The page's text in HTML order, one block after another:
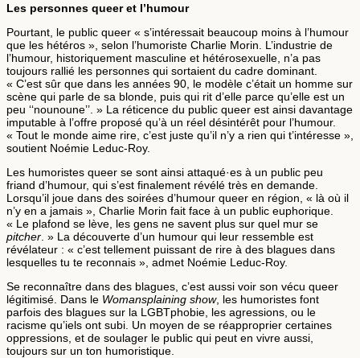
Les personnes queer et l’humour
Pourtant, le public queer « s’intéressait beaucoup moins à l’humour
que les hétéros », selon l’humoriste Charlie Morin. L’industrie de
l’humour, historiquement masculine et hétérosexuelle, n’a pas
toujours rallié les personnes qui sortaient du cadre dominant.
« C’est sûr que dans les années 90, le modèle c’était un homme sur
scène qui parle de sa blonde, puis qui rit d’elle parce qu’elle est un
peu ‘‘nounoune’’. » La réticence du public queer est ainsi davantage
imputable à l’offre proposé qu’à un réel désintérêt pour l’humour.
« Tout le monde aime rire, c’est juste qu’il n’y a rien qui t’intéresse »,
soutient Noémie Leduc-Roy.
Les humoristes queer se sont ainsi attaqué·es à un public peu
friand d’humour, qui s’est finalement révélé très en demande.
Lorsqu’il joue dans des soirées d’humour queer en région, « là où il
n’y en a jamais », Charlie Morin fait face à un public euphorique.
« Le plafond se lève, les gens ne savent plus sur quel mur se
pitcher . » La découverte d’un humour qui leur ressemble est
révélateur : « c’est tellement puissant de rire à des blagues dans
lesquelles tu te reconnais », admet Noémie Leduc-Roy.
Se reconnaître dans des blagues, c’est aussi voir son vécu queer
légitimisé. Dans le Womansplaining show, les humoristes font
parfois des blagues sur la LGBTphobie, les agressions, ou le
racisme qu’iels ont subi. Un moyen de se réapproprier certaines
oppressions, et de soulager le public qui peut en vivre aussi,
toujours sur un ton humoristique.